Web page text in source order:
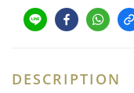
DESCRIPTION